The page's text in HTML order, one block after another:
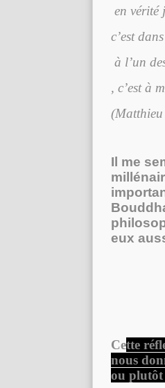
en vérité
c’est
à l’un
, c’est à
Il me
eux
Cette
nous
ou plutôt